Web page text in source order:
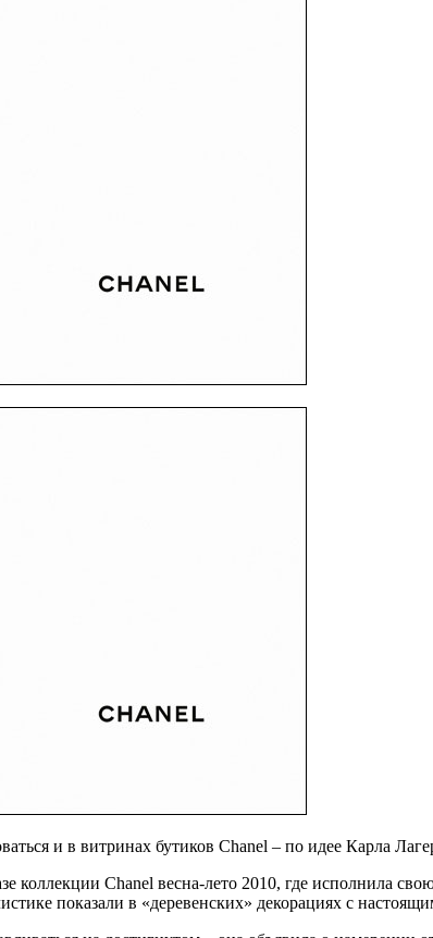
и в витринах бутиков Chanel – по идее Карла
коллекции Chanel весна-лето 2010, где исполнила
показали в «деревенских» декорациях с